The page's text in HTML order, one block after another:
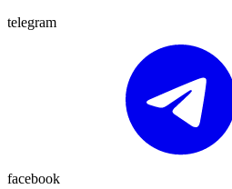
telegram
facebook